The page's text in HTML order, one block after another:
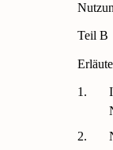
Teil B
1.
2.